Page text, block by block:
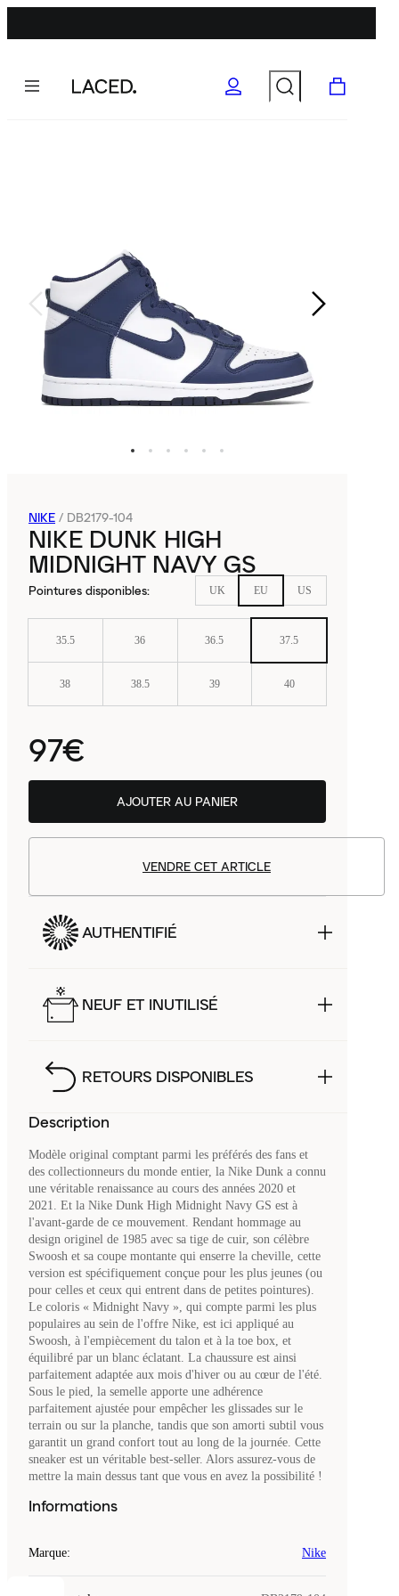
NIKE / DB2179-104
NIKE DUNK HIGH
MIDNIGHT NAVY GS
Pointures disponibles: UK EU US
35.5 36 36.5 37.5
38 38.5 39 40
97€
AJOUTER AU PANIER
VENDRE CET ARTICLE
AUTHENTIFIÉ
NEUF ET INUTILISÉ
RETOURS DISPONIBLES
Description
Modèle original comptant parmi les préférés des fans et
des collectionneurs du monde entier, la Nike Dunk a connu
une véritable renaissance au cours des années 2020 et
2021. Et la Nike Dunk High Midnight Navy GS est à
l'avant-garde de ce mouvement. Rendant hommage au
design originel de 1985 avec sa tige de cuir, son célèbre
Swoosh et sa coupe montante qui enserre la cheville, cette
version est spécifiquement conçue pour les plus jeunes (ou
pour celles et ceux qui entrent dans de petites pointures).
Le coloris « Midnight Navy », qui compte parmi les plus
populaires au sein de l'offre Nike, est ici appliqué au
Swoosh, à l'empiècement du talon et à la toe box, et
équilibré par un blanc éclatant. La chaussure est ainsi
parfaitement adaptée aux mois d'hiver ou au cœur de l'été.
Sous le pied, la semelle apporte une adhérence
parfaitement ajustée pour empêcher les glissades sur le
terrain ou sur la planche, tandis que son amorti subtil vous
garantit un grand confort tout au long de la journée. Cette
sneaker est un véritable best-seller. Alors assurez-vous de
mettre la main dessus tant que vous en avez la possibilité !
Informations
Marque: Nike